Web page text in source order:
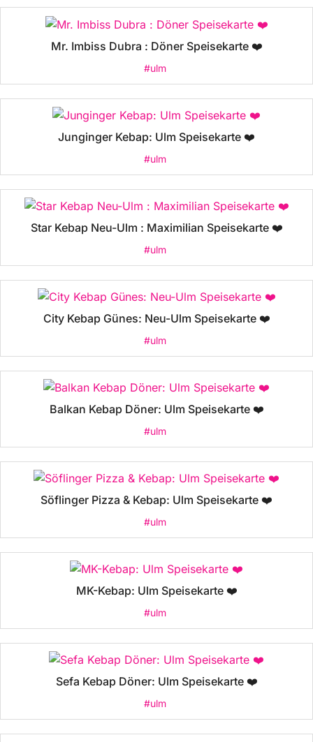
Mr. Imbiss Dubra : Döner Speisekarte ❤️
#ulm
Junginger Kebap: Ulm Speisekarte ❤️
#ulm
Star Kebap Neu-Ulm : Maximilian Speisekarte ❤️
#ulm
City Kebap Günes: Neu-Ulm Speisekarte ❤️
#ulm
Balkan Kebap Döner: Ulm Speisekarte ❤️
#ulm
Söflinger Pizza & Kebap: Ulm Speisekarte ❤️
#ulm
MK-Kebap: Ulm Speisekarte ❤️
#ulm
Sefa Kebap Döner: Ulm Speisekarte ❤️
#ulm